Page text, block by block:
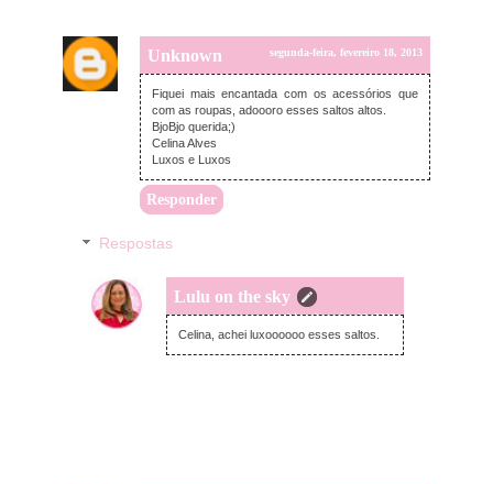
Unknown segunda-feira, fevereiro 18, 2013
Fiquei mais encantada com os acessórios que
com as roupas, adoooro esses saltos altos.
BjoBjo querida;)
Celina Alves
Luxos e Luxos
Responder
Respostas
Lulu on the sky
segunda-feira, fevereiro 18, 2013
Celina, achei luxoooooo esses saltos.